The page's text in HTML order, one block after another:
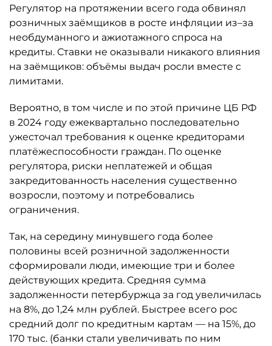
Регулятор на протяжении всего года обвинял
розничных заёмщиков в росте инфляции из–за
необдуманного и ажиотажного спроса на
кредиты. Ставки не оказывали никакого влияния
на заёмщиков: объёмы выдач росли вместе с
лимитами.
Вероятно, в том числе и по этой причине ЦБ РФ
в 2024 году ежеквартально последовательно
ужесточал требования к оценке кредиторами
платёжеспособности граждан. По оценке
регулятора, риски неплатежей и общая
закредитованность населения существенно
возросли, поэтому и потребовались
ограничения.
Так, на середину минувшего года более
половины всей розничной задолженности
сформировали люди, имеющие три и более
действующих кредита. Средняя сумма
задолженности петербуржца за год увеличилась
на 8%, до 1,24 млн рублей. Быстрее всего рос
средний долг по кредитным картам — на 15%, до
170 тыс. (банки стали увеличивать по ним